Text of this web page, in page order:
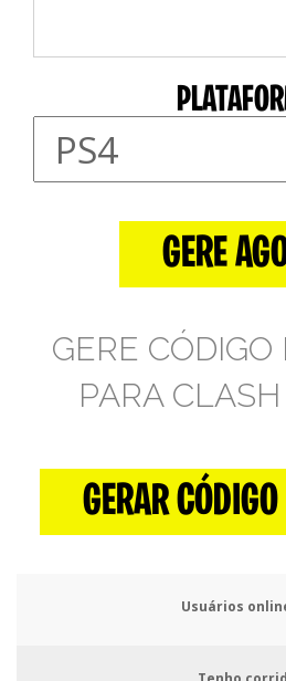
GERE
GERE
PARA
GERAR
Usuários